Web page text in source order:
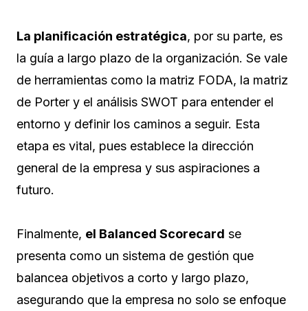
La planificación estratégica, por su parte, es
la guía a largo plazo de la organización. Se vale
de herramientas como la matriz FODA, la matriz
de Porter y el análisis SWOT para entender el
entorno y definir los caminos a seguir. Esta
etapa es vital, pues establece la dirección
general de la empresa y sus aspiraciones a
futuro.
Finalmente, el Balanced Scorecard se
presenta como un sistema de gestión que
balancea objetivos a corto y largo plazo,
asegurando que la empresa no solo se enfoque